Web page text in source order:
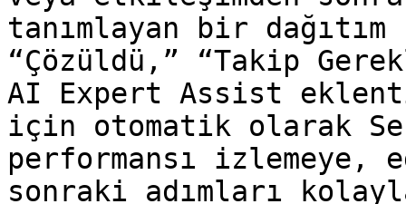
tanımlayan bir
“Çözüldü,” “Takip
AI Expert Assist
için otomatik olarak
performansı
sonraki adımları